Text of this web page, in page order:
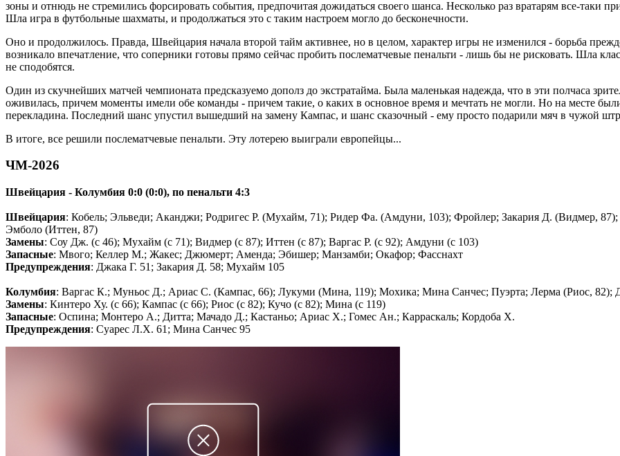
зоны и отнюдь не стремились форсировать события, предпочитая дожидаться своего шанса. Несколько раз вратарям все-таки
Шла игра в футбольные шахматы, и продолжаться это с таким настроем могло до бесконечности.
Оно и продолжилось. Правда, Швейцария начала второй тайм активнее, но в целом, характер игры не изменился - борьба
возникало впечатление, что соперники готовы прямо сейчас пробить послематчевые пенальти - лишь бы не рисковать. Шла
не сподобятся.
Один из скучнейших матчей чемпионата предсказуемо дополз до экстратайма. Была маленькая надежда, что в эти полчаса
оживилась, причем моменты имели обе команды - причем такие, о каких в основное время и мечтать не могли. Но на месте
перекладина. Последний шанс упустил вышедший на замену Кампас, и шанс сказочный - ему просто подарили мяч в чужой
В итоге, все решили послематчевые пенальти. Эту лотерею выиграли европейцы...
ЧМ-2026
Швейцария - Колумбия 0:0 (0:0), по пенальти 4:3
Швейцария: Кобель; Эльведи; Аканджи; Родригес Р. (Мухайм, 71); Ридер Фа. (Амдуни, 103); Фройлер; Закария Д. (Видмер,
Эмболо (Иттен, 87)
Замены: Соу Дж. (с 46); Мухайм (с 71); Видмер (с 87); Иттен (с 87); Варгас Р. (с 92); Амдуни (с 103)
Запасные: Мвого; Келлер M.; Жакес; Джюмерт; Аменда; Эбишер; Манзамби; Окафор; Фасснахт
Предупреждения: Джака Г. 51; Закария Д. 58; Мухайм 105
Колумбия: Варгас К.; Муньос Д.; Ариас С. (Кампас, 66); Лукуми (Мина, 119); Мохика; Мина Санчес; Пуэрта; Лерма (Риос, 82);
Замены: Кинтеро Ху. (с 66); Кампас (с 66); Риос (с 82); Кучо (с 82); Мина (с 119)
Запасные: Оспина; Монтеро А.; Дитта; Мачадо Д.; Кастаньо; Ариас Х.; Гомес Ан.; Карраскаль; Кордоба Х.
Предупреждения: Суарес Л.Х. 61; Мина Санчес 95